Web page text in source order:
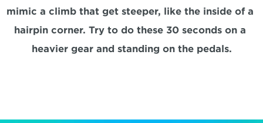
mimic a climb that get steeper, like the inside of a
hairpin corner. Try to do these 30 seconds on a
heavier gear and standing on the pedals.